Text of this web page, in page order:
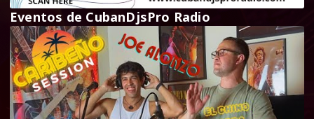
Eventos de CubanDjsPro Radio